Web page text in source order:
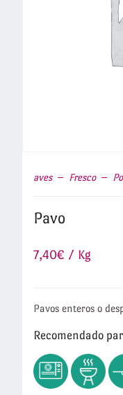
aves Fresco
Pavo
7,40€ / Kg
Pavos enteros o
Recomendado